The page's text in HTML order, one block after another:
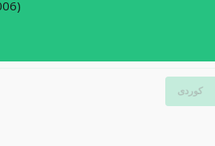
کوردی